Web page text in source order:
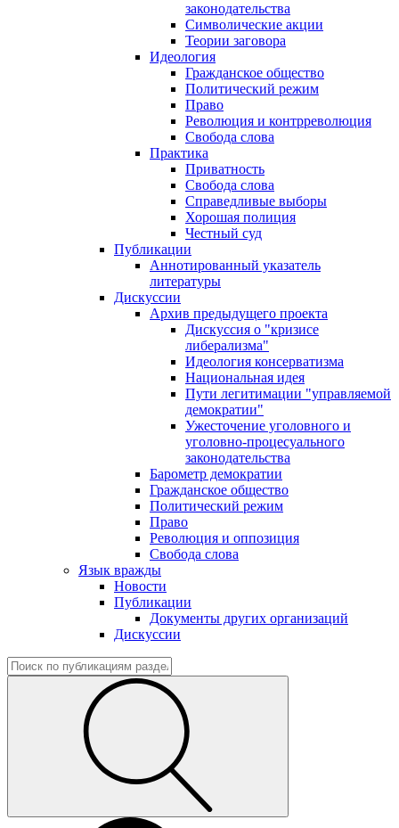
законодательства
Символические акции
Теории заговора
Идеология
Гражданское общество
Политический режим
Право
Революция и контрреволюция
Свобода слова
Практика
Приватность
Свобода слова
Справедливые выборы
Хорошая полиция
Честный суд
Публикации
Аннотированный указатель
литературы
Дискуссии
Архив предыдущего проекта
Дискуссия о "кризисе
либерализма"
Идеология консерватизма
Национальная идея
Пути легитимации "управляемой
демократии"
Ужесточение уголовного и
уголовно-процесуального
законодательства
Барометр демократии
Гражданское общество
Политический режим
Право
Революция и оппозиция
Свобода слова
Язык вражды
Новости
Публикации
Документы других организаций
Дискуссии